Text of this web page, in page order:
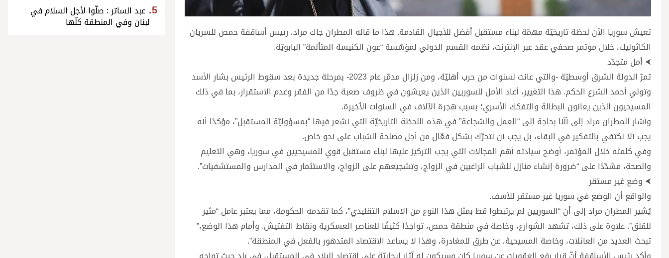
تعيش سوريا الآن لحظة تاريخيّة مهمّة لبناء مستقبل أفضل للأجيال القادمة. هذا ما قاله المطران جاك مراد، رئيس أساقفة حمص للسريان
الكاثوليك، خلال مؤتمر صحفي عقد عبر الإنترنت، نظمه القسم الدولي لمؤسّسة “عون الكنيسة المتألمة” البابويّة.
⮜ أمل متجدّد
تمرّ الدولة الشرق أوسطيّة -والتي عانت لسنوات من حرب أهليّة، ومن زلزال مدمّر عام 2023- بمرحلة جديدة بعد سقوط الرئيس بشار الأسد
وتولي أحمد الشرع الحكم. هذا التغيير، أعاد الأمل للسوريين الذين يعيشون في ظروف صعبة جدًا من الفقر وعدم الاستقرار، بما في ذلك
المسيحيون الذين يعانون البطالة والتفكك الأسري؛ بسبب هجرة الآلاف في السنوات الأخيرة.
وأشار المطران مراد إلى أنّنا بحاجة إلى “العمل والشجاعة” في هذه اللحظة التاريخيّة التي نشعر فيها “بمسؤوليّة المستقبل”، مؤكدًا أنه
يجب ألا نكتفي بالتفكير في البقاء، بل يجب أن نتحرّك بشكل فعّال من أجل مصلحة الشباب على نحو خاص.
وفي كلمته خلال المؤتمر، أوضح سيادته أهم المجالات التي يجب التركيز عليها لبناء مستقبل قوي للمسيحيين في سوريا، وهي التعليم
والصحة، مشدّدًا على “ضرورة إنشاء منازل للشباب الراغبين في الزواج، وتشجيعهم على الزواج، والاستثمار في المدارس والمستشفيات”.
⮜ وضع غير مستقر
والواقع أن الوضع في سوريا غير مستقر للأسف.
يُشير المطران مراد إلى أن “السوريين لم يرتبطوا قط بمثل هذا النوع من الإسلام التقليدي”، كما تقدمه الحكومة، مما يعتبر عامل “مثير
للقلق”. علاوة على ذلك، تشهد الشوارع، وخاصة في منطقة حمص، تواجدًا كثيفًا للعناصر العسكرية ونقاط التفتيش. وأمام هذا الوضع،”
تبحث العديد من العائلات، وخاصة المسيحية، عن طرق للمغادرة، وهذا لا يساعد الاقتصاد المتدهور بالفعل في المنطقة”.
عبد الساتر : صلّوا لأجل السلام في
لبنان وفي المنطقة كلّها